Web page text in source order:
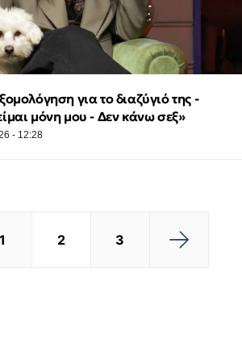
για το διαζύγιό της -
μόνη μου - Δεν κάνω σεξ»
- 12:28
2 3